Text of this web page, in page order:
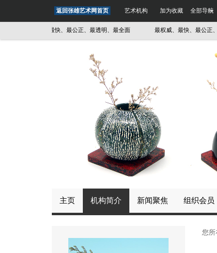
返回张雄艺术网首页 艺术机构 加为收藏 全部导航
最权威、最快、最公正、最透明、最全面 最权威、最快、最公正、最
主页 机构简介 新闻聚焦 组织会员
您所